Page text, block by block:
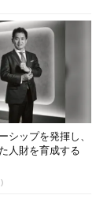
シップを発揮し、
人財を育成する